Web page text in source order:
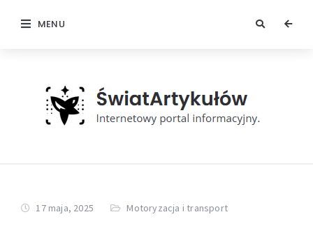
MENU
17 maja, 2025 Motoryzacja i transport